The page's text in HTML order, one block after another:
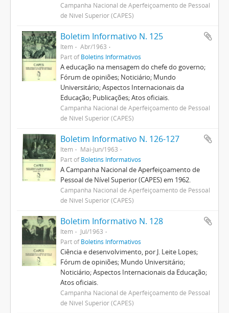
Campanha Nacional de Aperfeiçoamento de Pessoal
de Nível Superior (CAPES)
Boletim Informativo N. 125
Item
Abr/1963
Part ofBoletins Informativos
A educação na mensagem do chefe do governo;
Fórum de opiniões; Noticiário; Mundo
Universitário; Aspectos Internacionais da
Educação; Publicações; Atos oficiais.
Campanha Nacional de Aperfeiçoamento de Pessoal
de Nível Superior (CAPES)
Boletim Informativo N. 126-127
Item
Mai-Jun/1963
Part ofBoletins Informativos
A Campanha Nacional de Aperfeiçoamento de
Pessoal de Nível Superior (CAPES) em 1962.
Campanha Nacional de Aperfeiçoamento de Pessoal
de Nível Superior (CAPES)
Boletim Informativo N. 128
Item
Jul/1963
Part ofBoletins Informativos
Ciência e desenvolvimento, por J. Leite Lopes;
Fórum de opiniões; Mundo Universitário;
Noticiário; Aspectos Internacionais da Educação;
Atos oficiais.
Campanha Nacional de Aperfeiçoamento de Pessoal
de Nível Superior (CAPES)